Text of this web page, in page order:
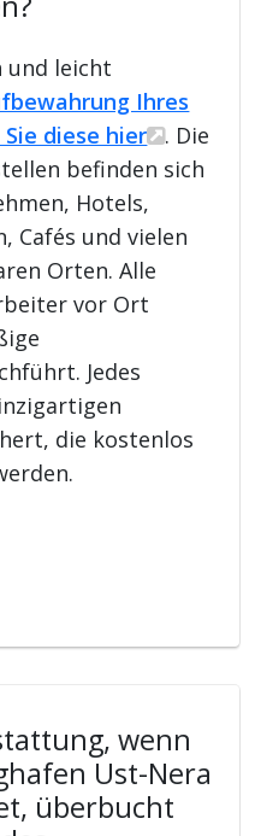
und leicht
Ihres
diese hier
. Die
befinden sich
Hotels,
Cafés und vielen
Orten. Alle
vor Ort
Jedes
die kostenlos
wenn
Ust-Nera
überbucht